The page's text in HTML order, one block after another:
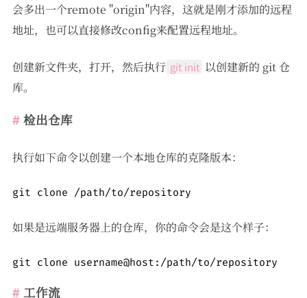
会多出一个remote "origin"内容，这就是刚才添加的远程
地址，也可以直接修改config来配置远程地址。
创建新文件夹，打开，然后执行 git init 以创建新的 git 仓
库。
检出仓库
执行如下命令以创建一个本地仓库的克隆版本：
git clone /path/to/repository
如果是远端服务器上的仓库，你的命令会是这个样子：
git clone username@host:/path/to/repository
工作流